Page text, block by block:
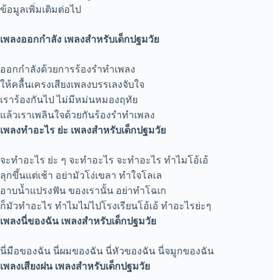
ข้อมูลเพิ่มเติมต่อไป
เพลงออกกำลัง เพลงสำหรับเด็กปฐมวัย
ออกกำลังด้วยการร้องรำทำเพลง
ให้คลื้นเครงเสียงเพลงบรรเลงจับใจ
เราร้องกันไป ไม่มีหม่นหมองฤทัย
แล้วเราเพลินใจด้วยกันร้องรำทำเพลง
เพลงทำอะไร ย่ะ เพลงสำหรับเด็กปฐมวัย
จะทำอะไร ย่ะ ๆ จะทำอะไร จะทำอะไร ทำไมโอ้เอ้
ลุกขึ้นแต่เช้า อย่ามัวโง่เขลา ทำใจโลเล
อาบน้ำแปรงฟัน ของเรานั้น อย่าทำโฉเก
ก็มัวทำอะไร ทำไมไม่ไปโรงเรียนโอ้เอ้ ทำอะไรย่ะๆ
เพลงนี่ของฉัน เพลงสำหรับเด็กปฐมวัย
นี่มือของฉัน นี่ผมของฉัน นี่หัวของฉัน นี่จมูกของฉัน
เพลงเสียงฝน เพลงสำหรับเด็กปฐมวัย